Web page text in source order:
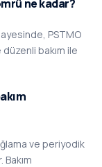
ne kadar?
PSTMO
bakım ile
ve periyodik